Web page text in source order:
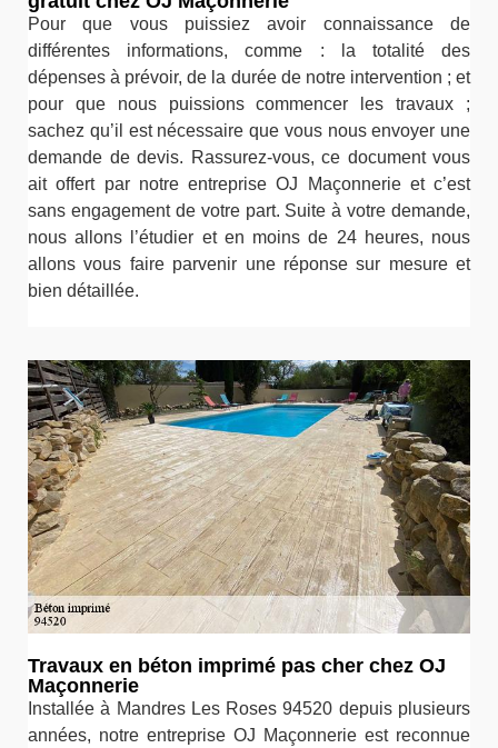
Pour que vous puissiez avoir connaissance de
différentes informations, comme : la totalité des
dépenses à prévoir, de la durée de notre intervention ; et
pour que nous puissions commencer les travaux ;
sachez qu’il est nécessaire que vous nous envoyer une
demande de devis. Rassurez-vous, ce document vous
ait offert par notre entreprise OJ Maçonnerie et c’est
sans engagement de votre part. Suite à votre demande,
nous allons l’étudier et en moins de 24 heures, nous
allons vous faire parvenir une réponse sur mesure et
bien détaillée.
Travaux en béton imprimé pas cher chez OJ
Maçonnerie
Installée à Mandres Les Roses 94520 depuis plusieurs
années, notre entreprise OJ Maçonnerie est reconnue